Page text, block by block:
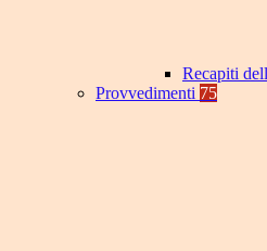
Recapiti
Provvedimenti 75